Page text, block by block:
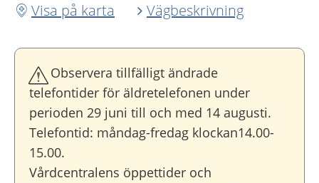
Visa på karta
Vägbeskrivning
Observera tillfälligt ändrade
telefontider för äldretelefonen under
perioden 29 juni till och med 14 augusti.
Telefontid: måndag-fredag klockan14.00-
15.00.
Vårdcentralens öppettider och